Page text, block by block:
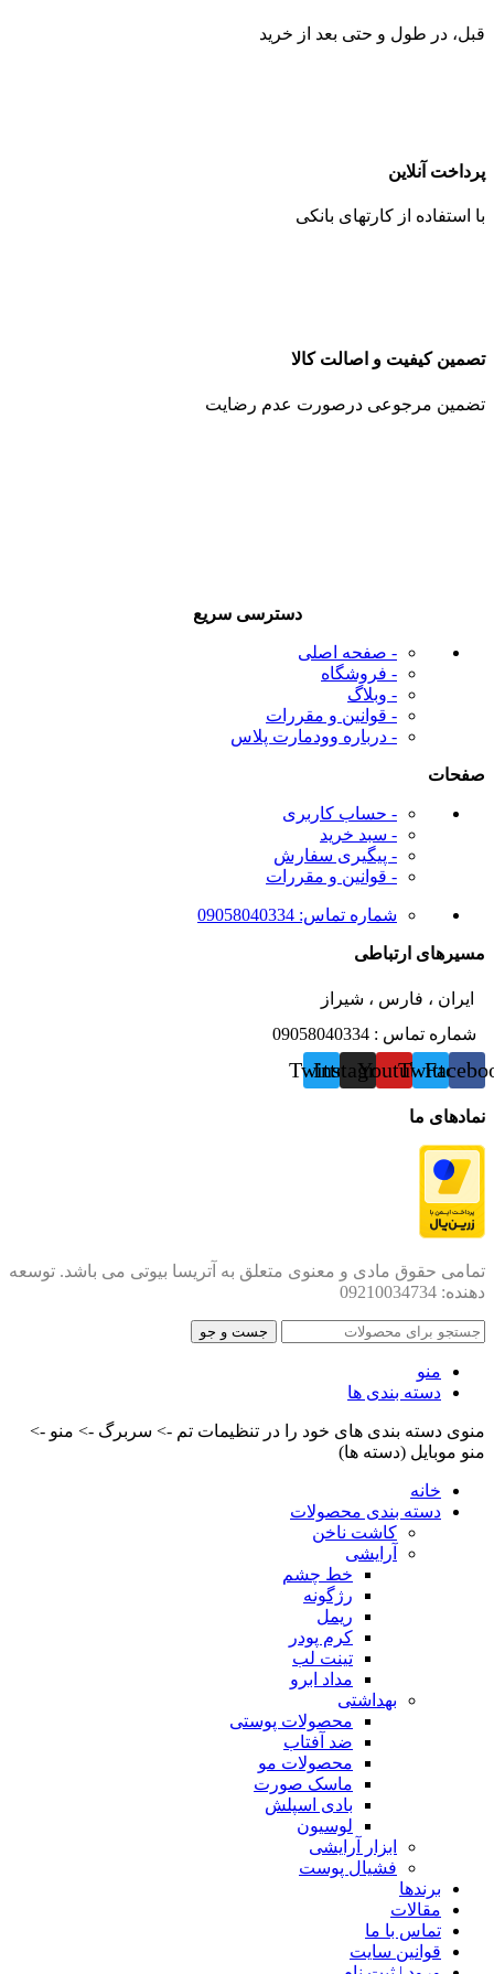
قبل، در طول و حتی بعد از خرید
پرداخت آنلاین
با استفاده از کارتهای بانکی
تصمین کیفیت و اصالت کالا
تضمین مرجوعی درصورت عدم رضایت
دسترسی سریع
- صفحه اصلی
- فروشگاه
- وبلاگ
- قوانین و مقررات
- درباره وودمارت پلاس
صفحات
- حساب کاربری
- سبد خرید
- پیگیری سفارش
- قوانین و مقررات
شماره تماس: 09058040334
مسیرهای ارتباطی
ایران ، فارس ، شیراز
شماره تماس : 09058040334
Twitter
Youtube
Instagram
Twitter
نمادهای ما
تمامی حقوق مادی و معنوی متعلق به آتریسا بیوتی می باشد. توسعه
دهنده: 09210034734
جست و جو
منو
دسته بندی ها
منوی دسته بندی های خود را در تنظیمات تم -> سربرگ -> منو ->
منو موبایل (دسته ها)
خانه
دسته بندی محصولات
کاشت ناخن
آرایشی
خط چشم
رژگونه
ریمل
کرم پودر
تینت لب
مداد ابرو
بهداشتی
محصولات پوستی
ضد آفتاب
محصولات مو
ماسک صورت
بادی اسپلش
لوسیون
ابزار آرایشی
فشیال پوست
برندها
مقالات
تماس با ما
قوانین سایت